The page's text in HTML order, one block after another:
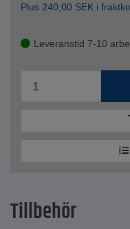
Plus 240,00 SEK i
Leveranstid 7-10
Tillbehör